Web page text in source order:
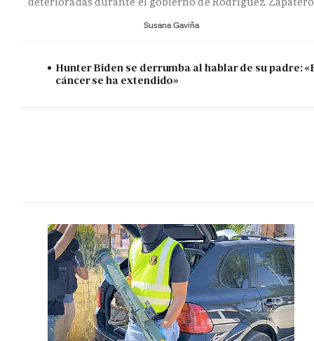
Susana Gaviña
Hunter Biden se derrumba al hablar de su padre:
cáncer se ha extendido»